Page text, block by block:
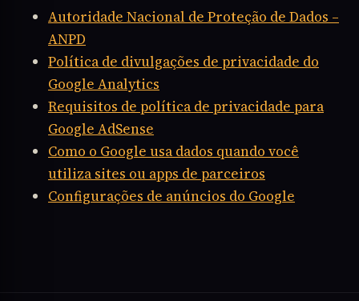
Autoridade Nacional de Proteção de Dados –
ANPD
Política de divulgações de privacidade do
Google Analytics
Requisitos de política de privacidade para
Google AdSense
Como o Google usa dados quando você
utiliza sites ou apps de parceiros
Configurações de anúncios do Google